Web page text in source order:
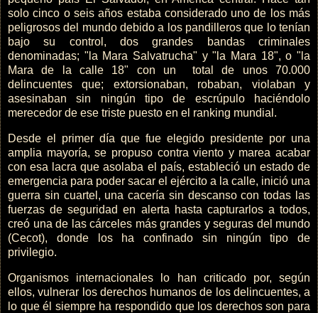
solo cinco o seis años estaba considerado uno de los más
peligrosos del mundo debido a los pandilleros que lo tenían
bajo su control, dos grandes bandas criminales
denominadas; "la Mara Salvatrucha" y "la Mara 18", o "la
Mara de la calle 18" con un total de unos 70.000
delincuentes que; extorsionaban, robaban, violaban y
asesinaban sin ningún tipo de escrúpulo haciéndolo
merecedor de ese triste puesto en el ranking mundial.
Desde el primer día que fue elegido presidente por una
amplia mayoría, se propuso contra viento y marea acabar
con esa lacra que asolaba el país, estableció un estado de
emergencia para poder sacar el ejército a la calle, inició una
guerra sin cuartel, una cacería sin descanso con todas las
fuerzas de seguridad en alerta hasta capturarlos a todos,
creó una de las cárceles más grandes y seguras del mundo
(Cecot), donde los ha confinado sin ningún tipo de
privilegio.
Organismos internacionales lo han criticado por, según
ellos, vulnerar los derechos humanos de los delincuentes, a
lo que él siempre ha respondido que los derechos son para